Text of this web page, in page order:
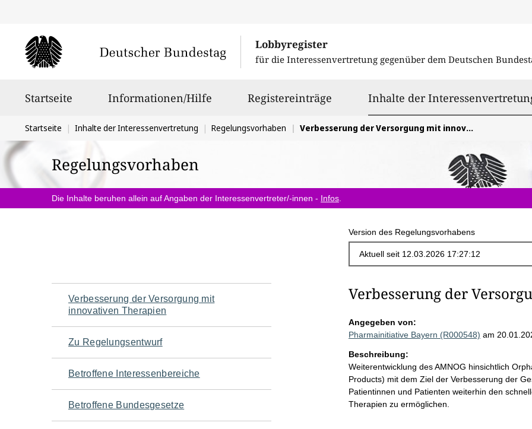
Lobbyregister
für die Interessenvertretung gegenüber dem Deutschen
Startseite Informationen/Hilfe Registereinträge Inhalte der
Sie
befinden
sich
hier:
Startseite Inhalte der Interessenvertretung Regelungsvorhaben Verbesserung der Versorgung mit innovativen Therapien
Regelungsvorhaben
Die Inhalte beruhen allein auf Angaben der Interessenvertreter/-innen - Infos
Version des Regelungsvorhabens
Navigation
für
den
Seiteninhalt
Verbesserung der Versorgung mit
innovativen Therapien
Zu Regelungsentwurf
Betroffene Interessenbereiche
Betroffene Bundesgesetze
Verbesserung der
Angegeben von:
Pharmainitiative Bayern (R000548) am
Beschreibung:
Weiterentwicklung des AMNOG hinsichtlich
Products) mit dem Ziel der Verbesserung der
Patientinnen und Patienten weiterhin den
Therapien zu ermöglichen.